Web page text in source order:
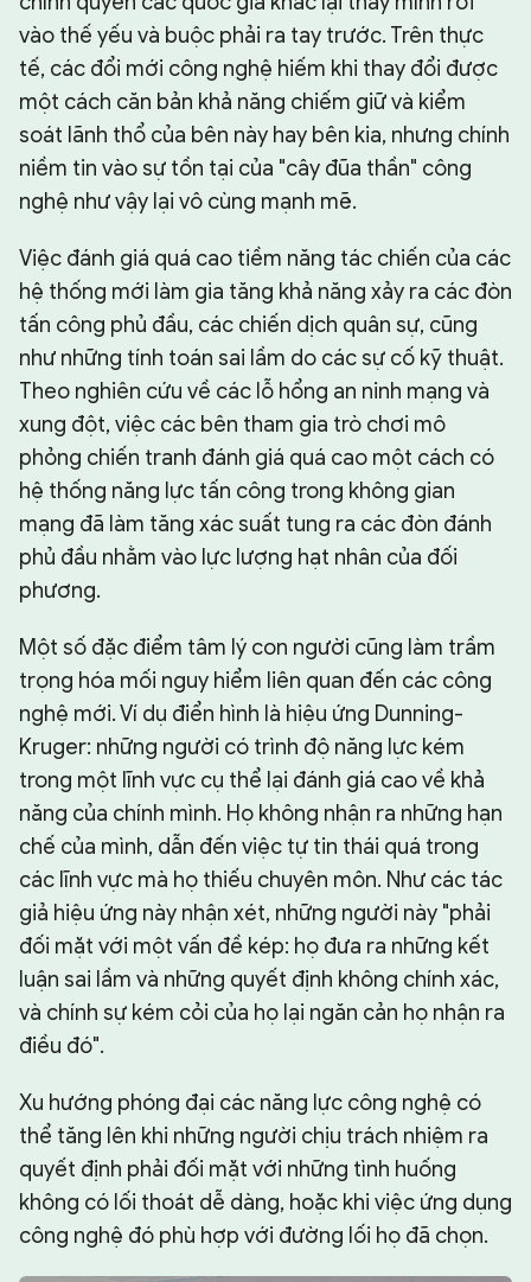
vào thế yếu và buộc phải ra tay trước. Trên thực
tế, các đổi mới công nghệ hiếm khi thay đổi được
một cách căn bản khả năng chiếm giữ và kiểm
soát lãnh thổ của bên này hay bên kia, nhưng chính
niềm tin vào sự tồn tại của "cây đũa thần" công
nghệ như vậy lại vô cùng mạnh mẽ.
Việc đánh giá quá cao tiềm năng tác chiến của các
hệ thống mới làm gia tăng khả năng xảy ra các đòn
tấn công phủ đầu, các chiến dịch quân sự, cũng
như những tính toán sai lầm do các sự cố kỹ thuật.
Theo nghiên cứu về các lỗ hổng an ninh mạng và
xung đột, việc các bên tham gia trò chơi mô
phỏng chiến tranh đánh giá quá cao một cách có
hệ thống năng lực tấn công trong không gian
mạng đã làm tăng xác suất tung ra các đòn đánh
phủ đầu nhằm vào lực lượng hạt nhân của đối
phương.
Một số đặc điểm tâm lý con người cũng làm trầm
trọng hóa mối nguy hiểm liên quan đến các công
nghệ mới. Ví dụ điển hình là hiệu ứng Dunning-
Kruger: những người có trình độ năng lực kém
trong một lĩnh vực cụ thể lại đánh giá cao về khả
năng của chính mình. Họ không nhận ra những hạn
chế của mình, dẫn đến việc tự tin thái quá trong
các lĩnh vực mà họ thiếu chuyên môn. Như các tác
giả hiệu ứng này nhận xét, những người này "phải
đối mặt với một vấn đề kép: họ đưa ra những kết
luận sai lầm và những quyết định không chính xác,
và chính sự kém cỏi của họ lại ngăn cản họ nhận ra
điều đó".
Xu hướng phóng đại các năng lực công nghệ có
thể tăng lên khi những người chịu trách nhiệm ra
quyết định phải đối mặt với những tình huống
không có lối thoát dễ dàng, hoặc khi việc ứng dụng
công nghệ đó phù hợp với đường lối họ đã chọn.